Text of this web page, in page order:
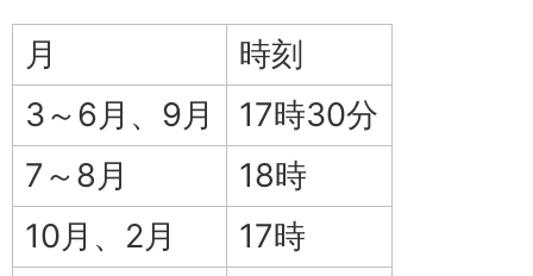
月
時刻
3～6月、9月
17時30分
7～8月
18時
10月、2月
17時